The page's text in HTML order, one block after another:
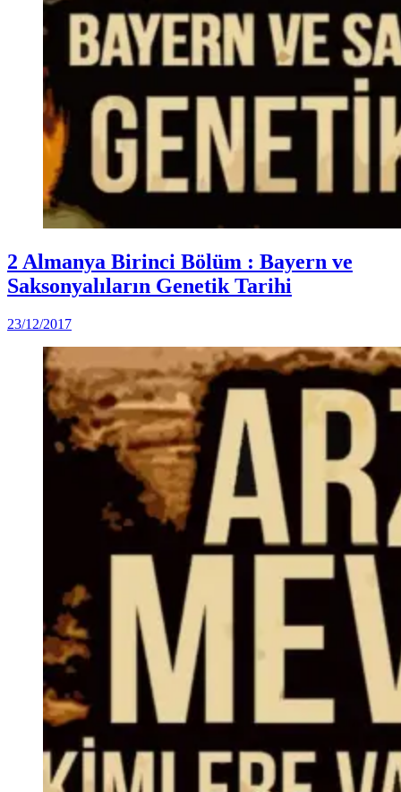
Posted
in
Dünya
(Video)
2 Almanya Birinci Bölüm : Bayern ve
Saksonyalıların Genetik Tarihi
by
23/12/2017